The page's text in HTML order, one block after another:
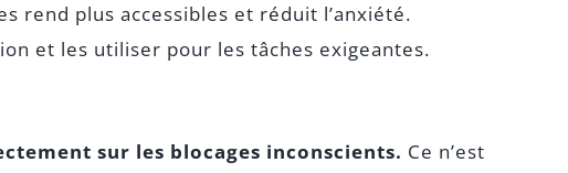
rend plus accessibles et réduit l’anxiété.
et les utiliser pour les tâches exigeantes.
sur les blocages inconscients. Ce n’est